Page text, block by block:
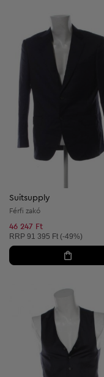
Suitsupply
Férfi zakó
46 247 Ft
Ajánlott ár:
RRP 91 395 Ft (-49%)